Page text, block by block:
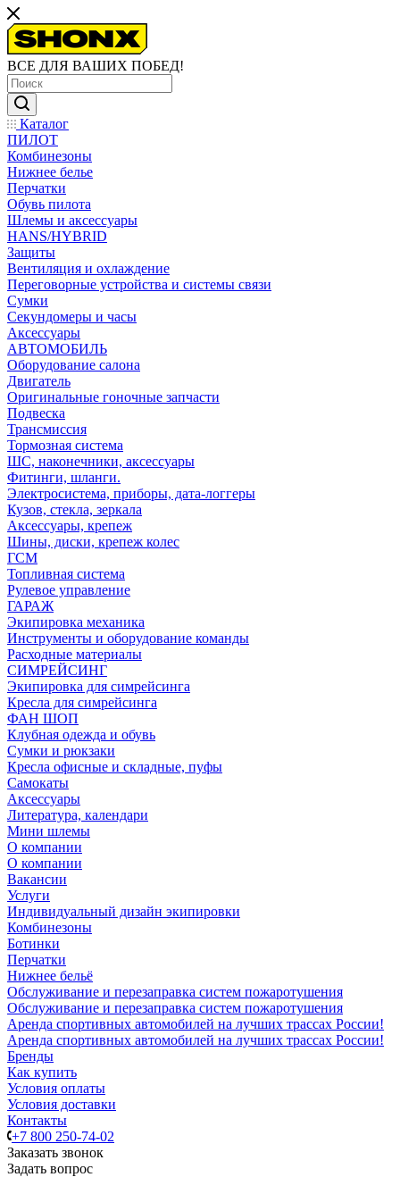
ВСЕ ДЛЯ ВАШИХ ПОБЕД!
Каталог
ПИЛОТ
Комбинезоны
Нижнее белье
Перчатки
Обувь пилота
Шлемы и аксессуары
HANS/HYBRID
Защиты
Вентиляция и охлаждение
Переговорные устройства и системы связи
Сумки
Секундомеры и часы
Аксессуары
АВТОМОБИЛЬ
Оборудование салона
Двигатель
Оригинальные гоночные запчасти
Подвеска
Трансмиссия
Тормозная система
ШС, наконечники, аксессуары
Фитинги, шланги.
Электросистема, приборы, дата-логгеры
Кузов, стекла, зеркала
Аксессуары, крепеж
Шины, диски, крепеж колес
ГСМ
Топливная система
Рулевое управление
ГАРАЖ
Экипировка механика
Инструменты и оборудование команды
Расходные материалы
СИМРЕЙСИНГ
Экипировка для симрейсинга
Кресла для симрейсинга
ФАН ШОП
Клубная одежда и обувь
Сумки и рюкзаки
Кресла офисные и складные, пуфы
Самокаты
Аксессуары
Литература, календари
Мини шлемы
О компании
О компании
Вакансии
Услуги
Индивидуальный дизайн экипировки
Комбинезоны
Ботинки
Перчатки
Нижнее бельё
Обслуживание и перезаправка систем пожаротушения
Обслуживание и перезаправка систем пожаротушения
Аренда спортивных автомобилей на лучших трассах России!
Аренда спортивных автомобилей на лучших трассах России!
Бренды
Как купить
Условия оплаты
Условия доставки
Контакты
+7 800 250-74-02
Заказать звонок
Задать вопрос